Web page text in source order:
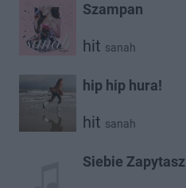
Szampan
hit sanah
hip hip hura!
hit sanah
Siebie Zapytasz